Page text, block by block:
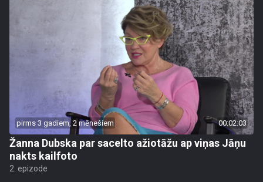
pirms 3 gadiem, 2 mēnešiem 00:02:03
Žanna Dubska par sacelto ažiotāžu ap viņas Jāņu
nakts kailfoto
2. epizode